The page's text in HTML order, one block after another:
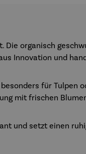
organisch
Innovation und
für Tulpen
mit frischen
und setzt einen